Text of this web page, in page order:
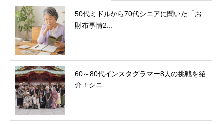
50代ミドルから70代シニアに聞いた「お
財布事情2...
60～80代インスタグラマー8人の挑戦を紹
介！シニ...